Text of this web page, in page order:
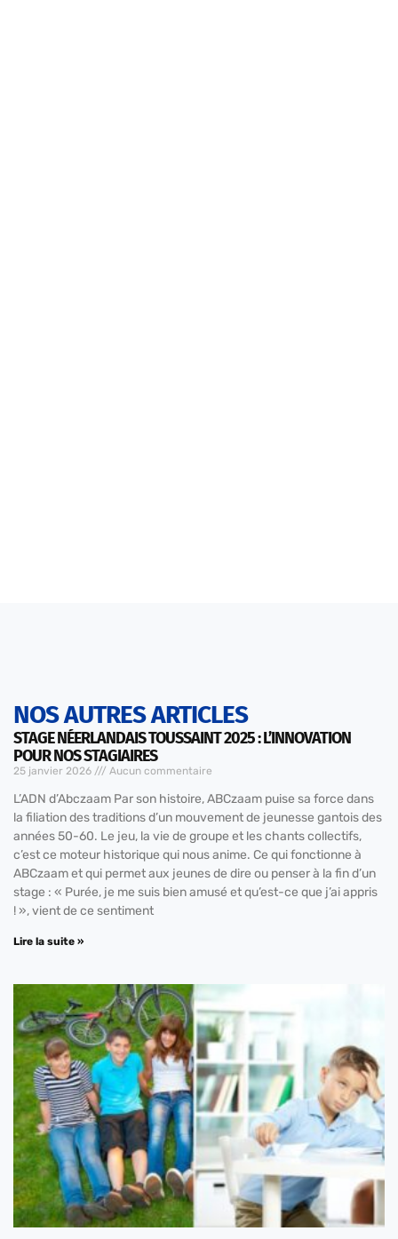
NOS AUTRES ARTICLES
STAGE NÉERLANDAIS TOUSSAINT 2025 : L’INNOVATION
POUR NOS STAGIAIRES
25 janvier 2026 Aucun commentaire
L’ADN d’Abczaam Par son histoire, ABCzaam puise sa force dans
la filiation des traditions d’un mouvement de jeunesse gantois des
années 50-60. Le jeu, la vie de groupe et les chants collectifs,
c’est ce moteur historique qui nous anime. Ce qui fonctionne à
ABCzaam et qui permet aux jeunes de dire ou penser à la fin d’un
stage : « Purée, je me suis bien amusé et qu’est-ce que j’ai appris
! », vient de ce sentiment
Lire la suite »